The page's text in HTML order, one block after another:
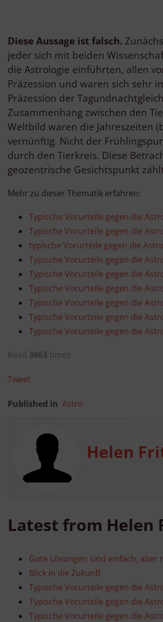
Diese Aussage ist falsch.
jeder sich mit beiden
die Astrologie einführten, allen
Präzession und waren sich sehr
Präzession der
Zusammenhang zwischen den
Weltbild waren die Jahreszeiten
vernünftig. Nicht der
durch den Tierkreis. Diese
geozentrische Gesichtspunkt
Mehr zu dieser Thematik erfahren:
Typische Vorurteile gegen die
Typische Vorurteile gegen die
typische Vorurteile gegen die
Typische Vorurteile gegen die
Typische Vorurteile gegen die
Typsiche Vorurteile gegen die
Typische Vorurteile gegen die
Typische Vorurteile gegen die
Typische Vorurteile gegen die
Read 3663 times
Tweet
Published in Astro
Helen
Latest from Helen
Gute Lösungen sind einfach, aber
Blick in die Zukunft
Typische Vorurteile gegen die
Typische Vorurteile gegen die
Typische Vorurteile gegen die